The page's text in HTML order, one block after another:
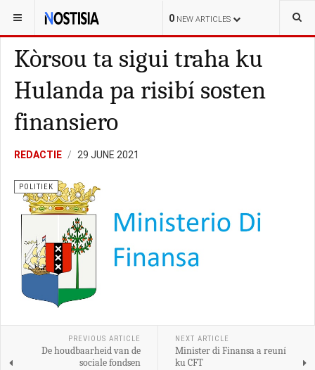
0 NEW ARTICLES
YOU ARE HERE: CURAÇAO LOKAL
Kòrsou ta sigui traha ku
Hulanda pa risibí sosten
finansiero
REDACTIE 29 JUNE 2021
POLITIEK
PREVIOUS ARTICLE
De houdbaarheid van de
sociale fondsen
NEXT ARTICLE
Minister di Finansa a reuní
ku CFT